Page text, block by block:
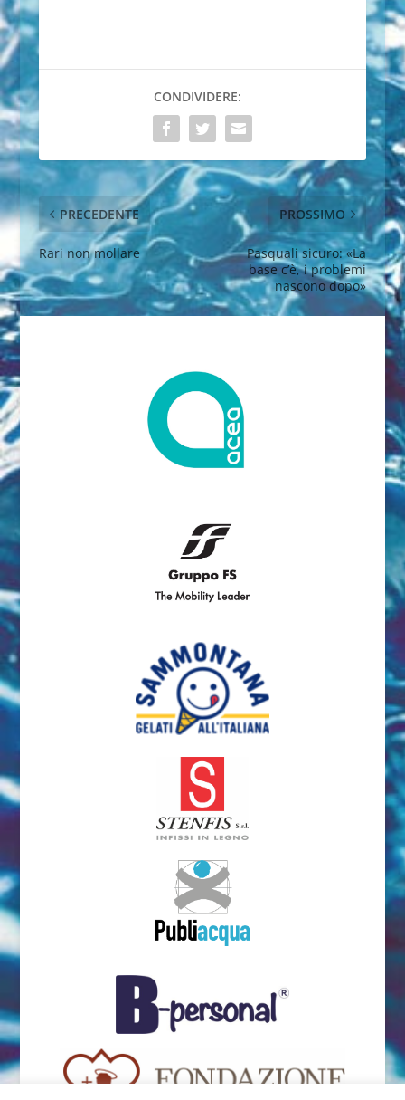
CONDIVIDERE:
PRECEDENTE
Rari non mollare
PROSSIMO
Pasquali sicuro: «La
base c’è, i problemi
nascono dopo»